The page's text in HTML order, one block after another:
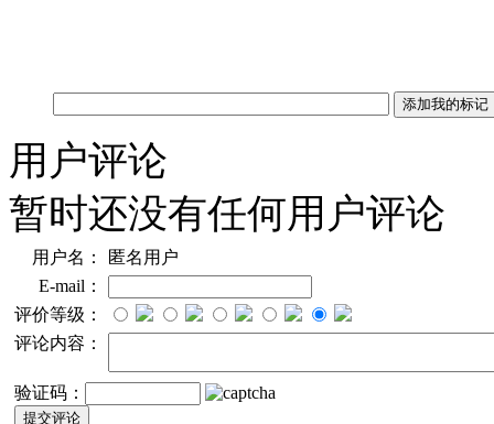
用户评论
暂时还没有任何用户评论
用户名：
匿名用户
E-mail：
评价等级：
评论内容：
验证码：